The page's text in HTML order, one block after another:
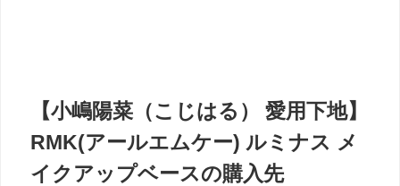
【小嶋陽菜（こじはる） 愛用下地】
RMK(アールエムケー) ルミナス メ
イクアップベースの購入先